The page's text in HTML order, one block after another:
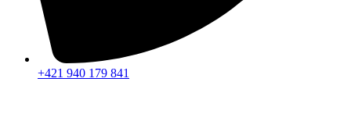
+421 940 179 841